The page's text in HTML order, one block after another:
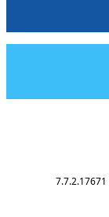
7.7.2.17671